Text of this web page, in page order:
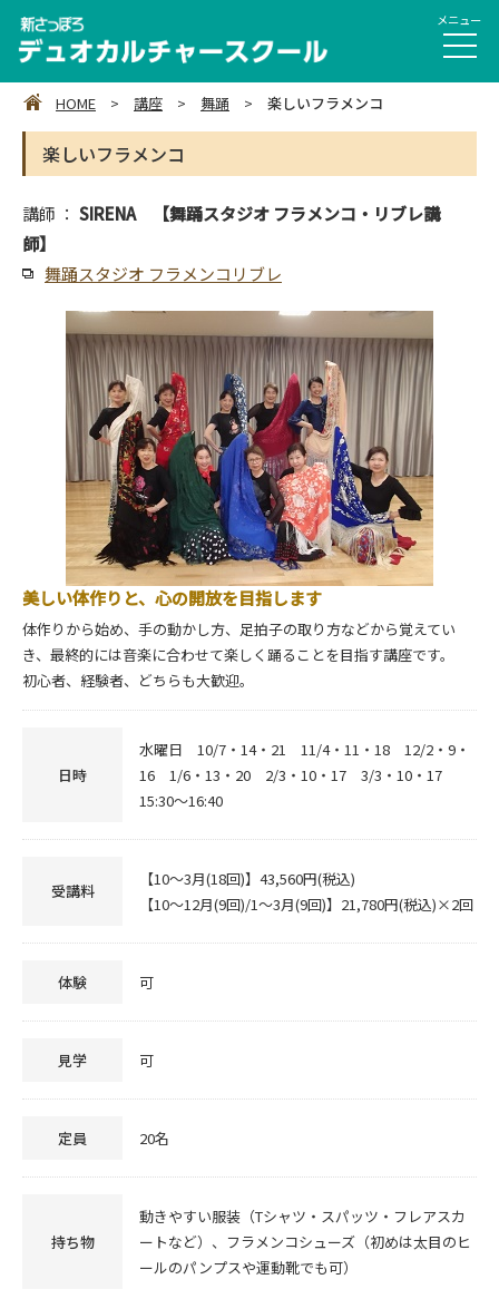
HOME > 講座 > 舞踊 > 楽しいフラメンコ
楽しいフラメンコ
講師 ： SIRENA 【舞踊スタジオ フラメンコ・リブレ講
師】
舞踊スタジオ フラメンコリブレ
美しい体作りと、心の開放を目指します
体作りから始め、手の動かし方、足拍子の取り方などから覚えてい
き、最終的には音楽に合わせて楽しく踊ることを目指す講座です。
初心者、経験者、どちらも大歓迎。
日時
水曜日 10/7・14・21 11/4・11・18 12/2・9・
16 1/6・13・20 2/3・10・17 3/3・10・17
15:30～16:40
受講料
【10～3月(18回)】43,560円(税込)
【10～12月(9回)/1～3月(9回)】21,780円(税込)×2回
体験 可
見学 可
定員 20名
持ち物
動きやすい服装（Tシャツ・スパッツ・フレアスカ
ートなど）、フラメンコシューズ（初めは太目のヒ
ールのパンプスや運動靴でも可）